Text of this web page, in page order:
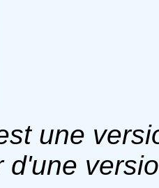
une
d'une